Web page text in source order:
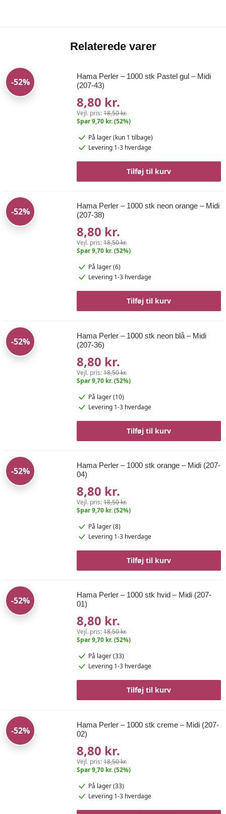
Relaterede varer
-52%
Hama Perler – 1000 stk Pastel gul – Midi
(207-43)
8,80 kr.
Vejl. pris:18,50 kr.
Spar 9,70 kr. (52%)
På lager(kun 1 tilbage)
Levering 1-3 hverdage
Tilføj til kurv
-52%
Hama Perler – 1000 stk neon orange – Midi
(207-38)
8,80 kr.
Vejl. pris:18,50 kr.
Spar 9,70 kr. (52%)
På lager (6)
Levering 1-3 hverdage
Tilføj til kurv
-52%
Hama Perler – 1000 stk neon blå – Midi
(207-36)
8,80 kr.
Vejl. pris:18,50 kr.
Spar 9,70 kr. (52%)
På lager (10)
Levering 1-3 hverdage
Tilføj til kurv
-52%
Hama Perler – 1000 stk orange – Midi (207-
04)
8,80 kr.
Vejl. pris:18,50 kr.
Spar 9,70 kr. (52%)
På lager (8)
Levering 1-3 hverdage
Tilføj til kurv
-52%
Hama Perler – 1000 stk hvid – Midi (207-
01)
8,80 kr.
Vejl. pris:18,50 kr.
Spar 9,70 kr. (52%)
På lager (33)
Levering 1-3 hverdage
Tilføj til kurv
-52%
Hama Perler – 1000 stk creme – Midi (207-
02)
8,80 kr.
Vejl. pris:18,50 kr.
Spar 9,70 kr. (52%)
På lager (33)
Levering 1-3 hverdage